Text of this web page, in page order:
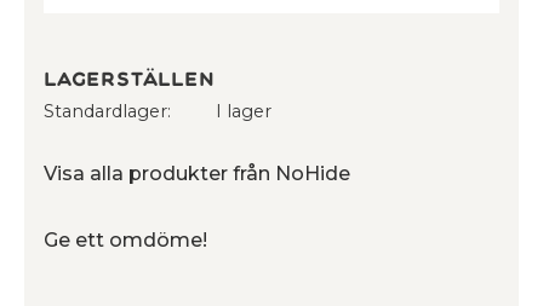
Lagerställen
Standardlager I lager
Visa alla produkter från NoHide
Ge ett omdöme!